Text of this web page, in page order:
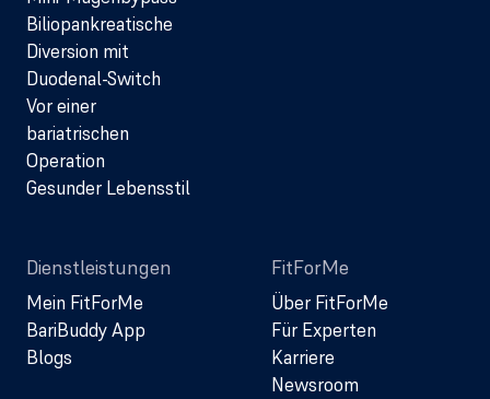
Biliopankreatische
Diversion mit
Duodenal-Switch
Vor einer
bariatrischen
Operation
Gesunder Lebensstil
Dienstleistungen
Mein FitForMe
BariBuddy App
Blogs
FitForMe
Über FitForMe
Für Experten
Karriere
Newsroom